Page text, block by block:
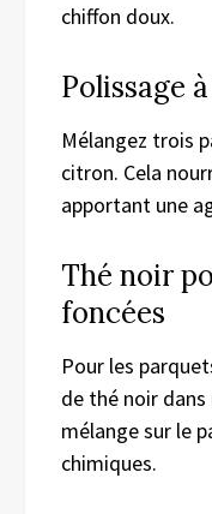
chiffon doux.
Polissage
Mélangez trois
citron. Cela
apportant une
Thé noir
foncées
Pour les
de thé noir
mélange sur le
chimiques.